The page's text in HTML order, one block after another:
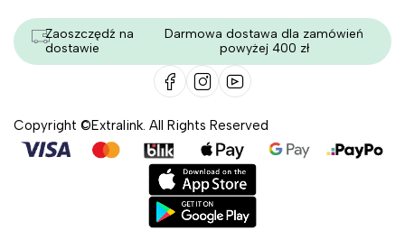
Zaoszczędź na
dostawie
Darmowa dostawa dla zamówień
powyżej 400 zł
Copyright ©Extralink. All Rights Reserved